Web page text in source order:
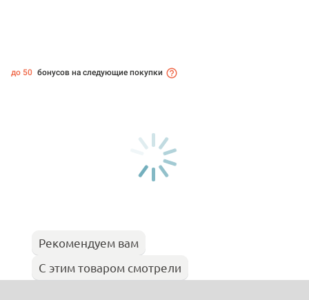
до 50 бонусов на следующие покупки
Рекомендуем вам
С этим товаром смотрели